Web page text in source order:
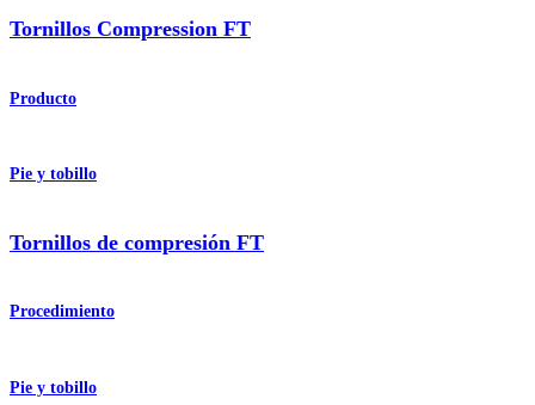
Tornillos Compression FT
Producto
Pie y tobillo
Tornillos de compresión FT
Procedimiento
Pie y tobillo